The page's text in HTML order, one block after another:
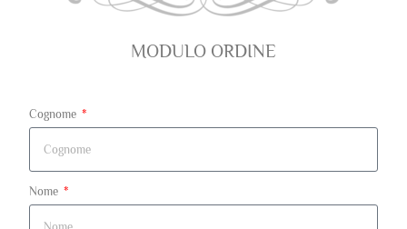
MODULO ORDINE
Cognome
Nome